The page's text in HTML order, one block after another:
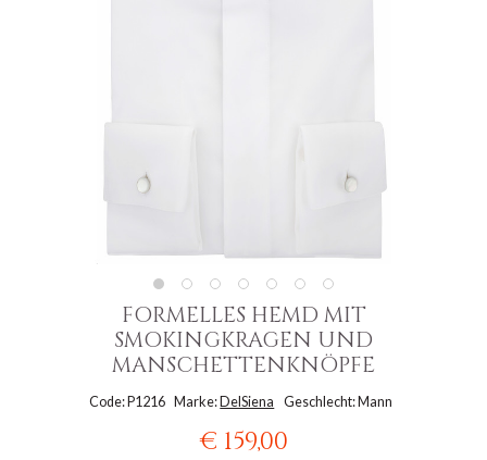
FORMELLES HEMD MIT
SMOKINGKRAGEN UND
MANSCHETTENKNÖPFE
Code: P1216 Marke: DelSiena Geschlecht: Mann
€ 159,00